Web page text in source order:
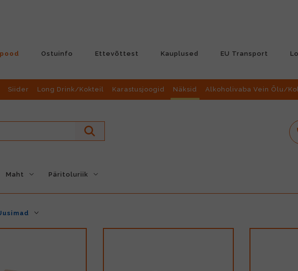
Ostuinfo Ettevõttest Kauplused EU Transport
Siider Long Drink/Kokteil Karastusjoogid Näksid Alkoholivaba Vein Õlu/
Maht Päritoluriik